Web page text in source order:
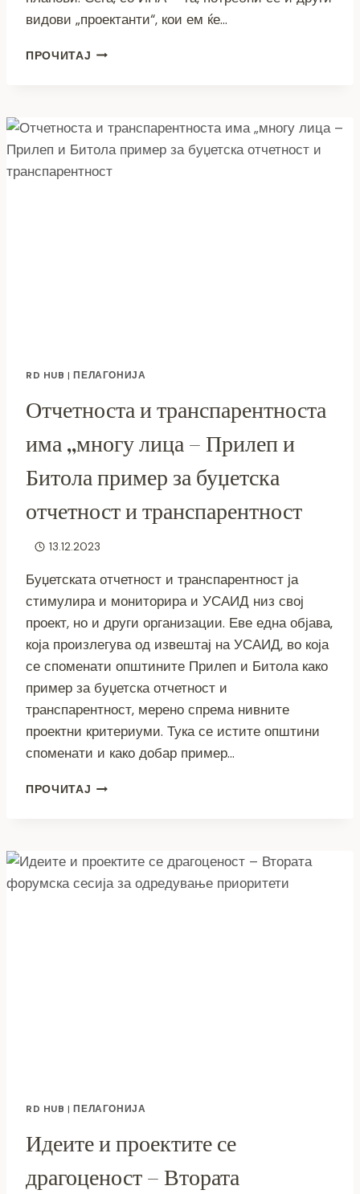
видови „проектанти“, кои ем ќе…
ПРОЧИТАЈ „НАБАВКА“
ОПШТИНИТЕ
RD HUB |ПЕЛАГОНИЈА
Отчетноста и транспарентноста
има „многу лица – Прилеп и
Битола пример за буџетска
отчетност и транспарентност
13.12.2023
Буџетската отчетност и транспарентност ја
стимулира и мониторира и УСАИД низ свој
проект, но и други организации. Еве една објава,
која произлегува од извештај на УСАИД, во која
се споменати општините Прилеп и Битола како
пример за буџетска отчетност и
транспарентност, мерено спрема нивните
проектни критериуми. Тука се истите општини
споменати и како добар пример…
ПРОЧИТАЈ ОТЧЕТНОСТА
ЛИЦА
–
RD HUB |ПЕЛАГОНИЈА
Идеите и проектите се
драгоценост – Втората